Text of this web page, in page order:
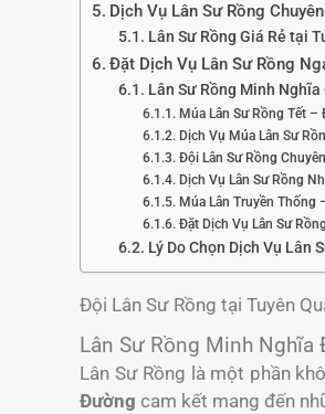
Dịch Vụ Lân Sư Rồng
Lân Sư Rồng Giá Rẻ tại
Đặt Dịch Vụ Lân Sư Rồng
Lân Sư Rồng Minh
Múa Lân Sư Rồng Tết –
Dịch Vụ Múa Lân Sư
Đội Lân Sư Rồng
Dịch Vụ Lân Sư Rồng
Múa Lân Truyền Thống
Đặt Dịch Vụ Lân Sư
Lý Do Chọn Dịch Vụ Lân
Đội Lân Sư Rồng tại Tuyên
Lân Sư Rồng Minh Nghĩa
Lân Sư Rồng là một phần
Đường cam kết mang đến